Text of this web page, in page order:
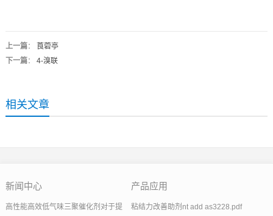
上一篇：
莨菪亭
下一篇： 4-溴联
相关文章
新闻中心
高性能高效低气味三聚催化剂对于提
产品应用
粘结力改善助剂nt add as3228.pdf